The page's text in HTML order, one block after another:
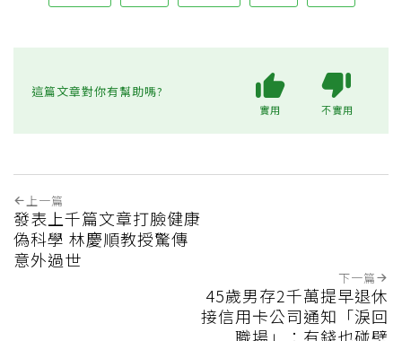
這篇文章對你有幫助嗎?
實用 不實用
上一篇
發表上千篇文章打臉健康
偽科學 林慶順教授驚傳
意外過世
下一篇
45歲男存2千萬提早退休
接信用卡公司通知「淚回